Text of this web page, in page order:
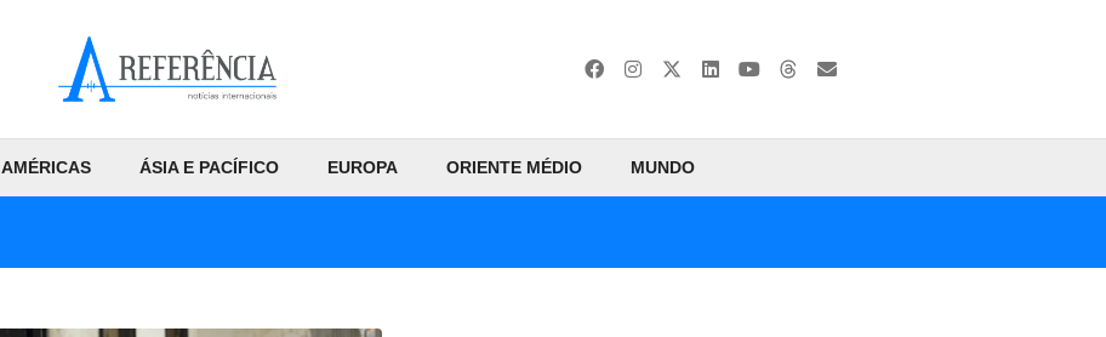
AMÉRICAS ÁSIA E PACÍFICO EUROPA ORIENTE MÉDIO MUNDO